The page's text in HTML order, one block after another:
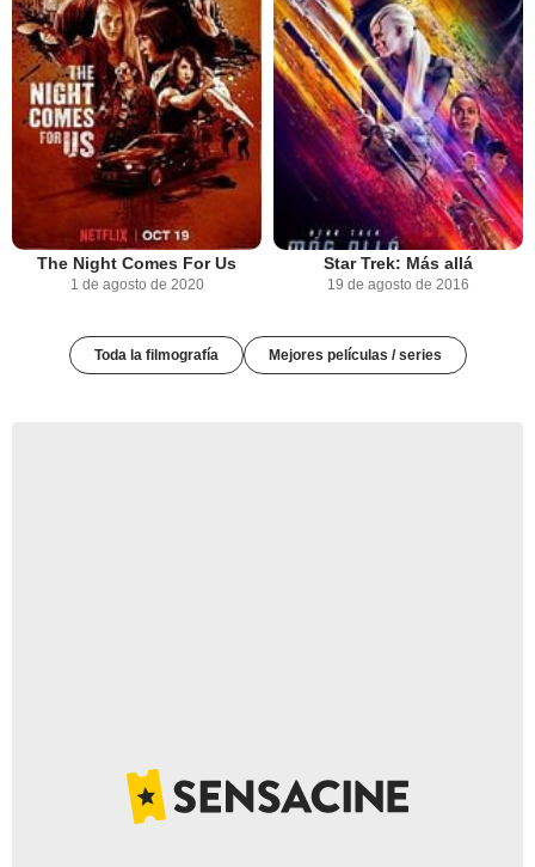
The Night Comes For Us
1 de agosto de 2020
Star Trek: Más allá
19 de agosto de 2016
Toda la filmografía Mejores películas / series